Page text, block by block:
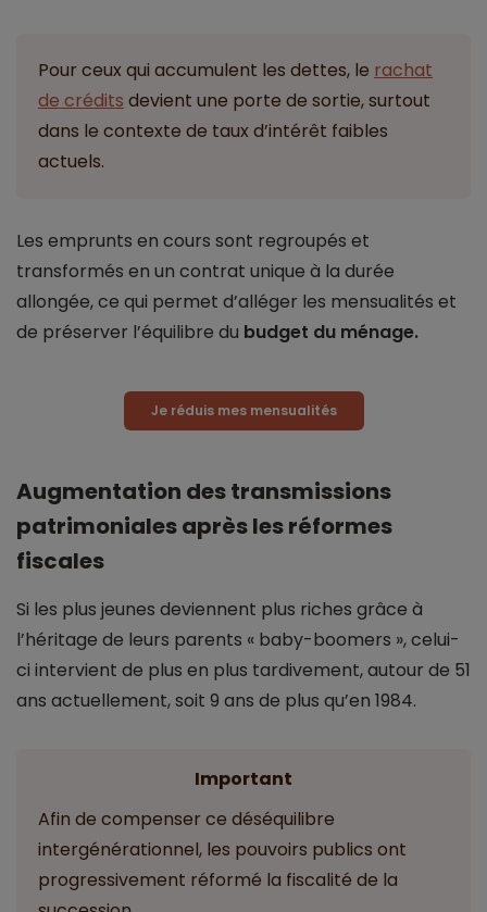
Pour ceux qui accumulent les dettes, le rachat
de crédits devient une porte de sortie, surtout
dans le contexte de taux d’intérêt faibles
actuels.
Les emprunts en cours sont regroupés et
transformés en un contrat unique à la durée
allongée, ce qui permet d’alléger les mensualités et
de préserver l’équilibre du budget du ménage.
Je réduis mes mensualités
Augmentation des transmissions
patrimoniales après les réformes
fiscales
Si les plus jeunes deviennent plus riches grâce à
l’héritage de leurs parents « baby-boomers », celui-
ci intervient de plus en plus tardivement, autour de 51
ans actuellement, soit 9 ans de plus qu’en 1984.
Important
Afin de compenser ce déséquilibre
intergénérationnel, les pouvoirs publics ont
progressivement réformé la fiscalité de la